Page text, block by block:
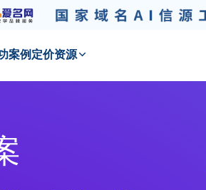
案例 定价资源